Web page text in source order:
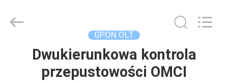
GPON OLT
Dwukierunkowa kontrola
przepustowości OMCI